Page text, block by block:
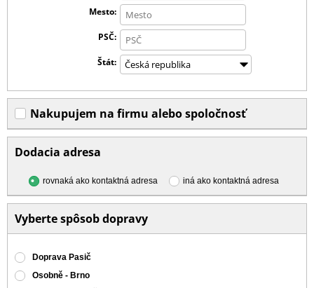
Mesto
PSČ
Štát
Nakupujem na firmu alebo spoločnosť
Dodacia adresa
rovnaká ako kontaktná adresa iná ako kontaktná adresa
Vyberte spôsob dopravy
Doprava Pasič
Osobně - Brno